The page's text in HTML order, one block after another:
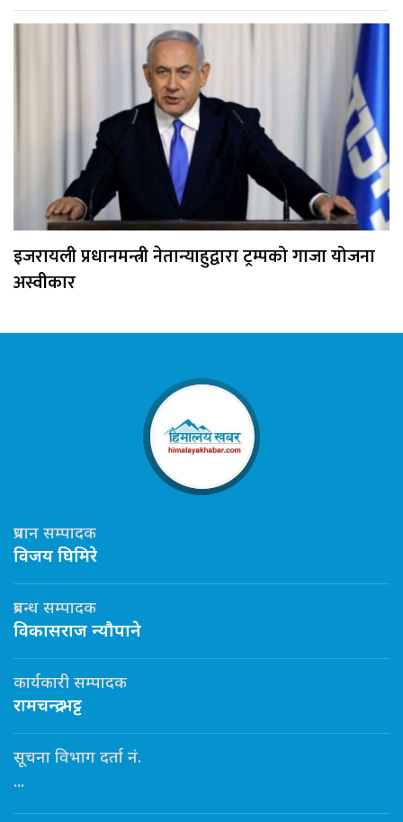
इजरायली प्रधानमन्त्री नेतान्याहुद्वारा ट्रम्पको गाजा योजना
अस्वीकार
प्रधान सम्पादक
विजय घिमिरे
प्रबन्ध सम्पादक
विकासराज न्यौपाने
कार्यकारी सम्पादक
रामचन्द्र भट्ट
सूचना विभाग दर्ता नं.
...